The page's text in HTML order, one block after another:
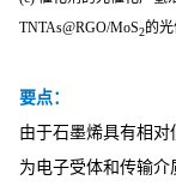
TNTAs@RGO/MoS2的光
要点：
由于石墨烯具有相
为电子受体和传输